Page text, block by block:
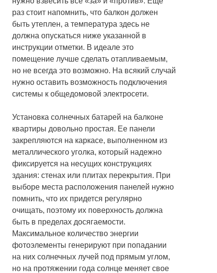
раз стоит напомнить, что балкон должен
быть утеплен, а температура здесь не
должна опускаться ниже указанной в
инструкции отметки. В идеале это
помещение лучше сделать отапливаемым,
но не всегда это возможно. На всякий случай
нужно оставить возможность подключения
системы к общедомовой электросети.
Установка солнечных батарей на балконе
квартиры довольно простая. Ее панели
закрепляются на каркасе, выполненном из
металлического уголка, который надежно
фиксируется на несущих конструкциях
здания: стенах или плитах перекрытия. При
выборе места расположения панелей нужно
помнить, что их придется регулярно
очищать, поэтому их поверхность должна
быть в пределах досягаемости.
Максимальное количество энергии
фотоэлементы генерируют при попадании
на них солнечных лучей под прямым углом,
но на протяжении года солнце меняет свое